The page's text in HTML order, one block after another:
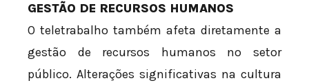
GESTÃO DE RECURSOS HUMANOS
O teletrabalho também afeta diretamente a
gestão de recursos humanos no setor
público. Alterações significativas na cultura